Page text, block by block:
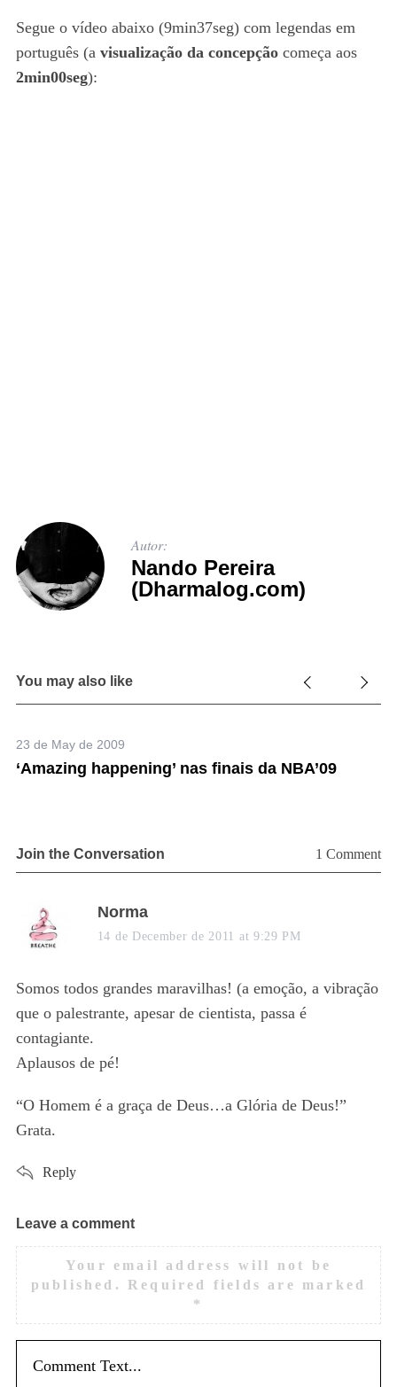
Segue o vídeo abaixo (9min37seg) com legendas em
português (a visualização da concepçãocomeça aos
2min00seg):
Autor:
Nando Pereira
(Dharmalog.com)
You may also like
23 de May de 2009
‘Amazing happening’ nas finais da NBA’09
Join the Conversation 1 Comment
s
a
s
:
Norma
14 de December de 2011 at 9:29 PM
Somos todos grandes maravilhas! (a emoção, a vibração
que o palestrante, apesar de cientista, passa é
contagiante.
Aplausos de pé!
“O Homem é a graça de Deus…a Glória de Deus!”
Grata.
Reply
L
e
a
v
e
Leave a comment
Your email address will not be
published.
Required fields are marked
*
S
e
r
f
: